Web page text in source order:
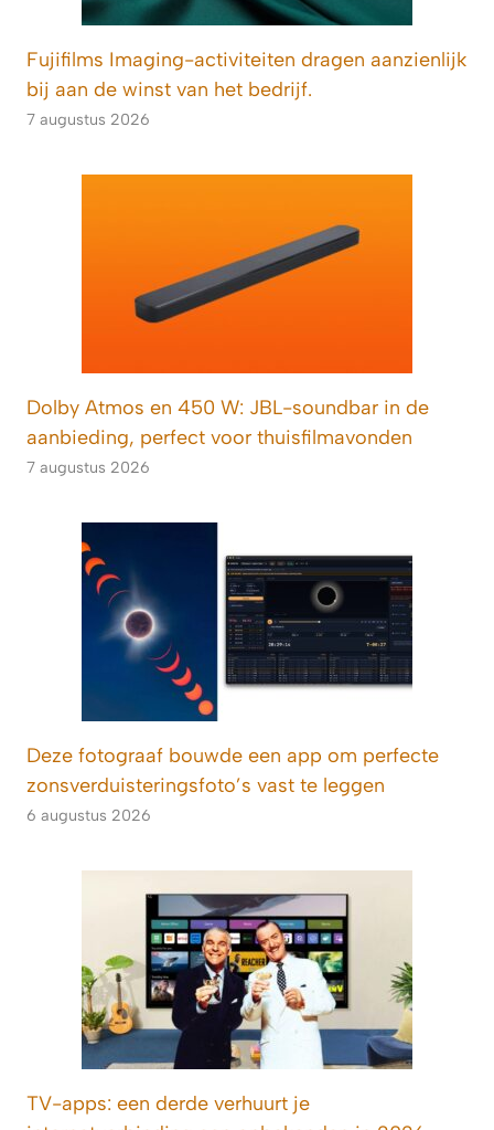
Fujifilms Imaging-activiteiten dragen aanzienlijk
bij aan de winst van het bedrijf.
7 augustus 2026
Dolby Atmos en 450 W: JBL-soundbar in de
aanbieding, perfect voor thuisfilmavonden
7 augustus 2026
Deze fotograaf bouwde een app om perfecte
zonsverduisteringsfoto’s vast te leggen
6 augustus 2026
TV-apps: een derde verhuurt je